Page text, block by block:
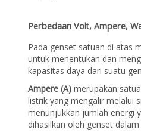
PerbedaanVolt,Ampere,
Pada genset satuan di atas
untuk menentukan dan
kapasitas daya dari suatu
Ampere (A) merupakan
listrik yang mengalir melalui
menunjukkan jumlah energi
dihasilkan oleh genset